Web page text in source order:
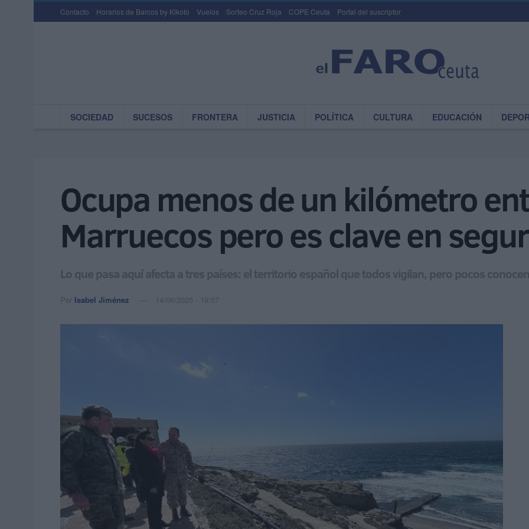
Contacto Horarios de Barcos by Kikoto Vuelos Sorteo Cruz Roja COPE Ceuta Portal del suscriptor
SOCIEDAD SUCESOS FRONTERA JUSTICIA POLÍTICA CULTURA EDUCACIÓN
Ocupa menos de un kilómetro
Marruecos pero es clave en
Lo que pasa aquí afecta a tres países: el territorio español que todos vigilan, pero pocos conocen
Por Isabel Jiménez 14/06/2025 - 19:57